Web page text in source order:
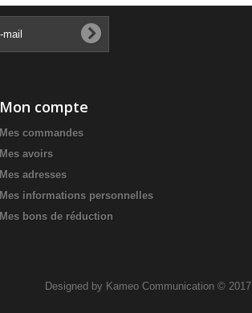
Mon compte
Mes commandes
Mes avoirs
Mes adresses
Mes informations personnelles
Mes bons de réduction
Designed by Kameo Communication© 2017